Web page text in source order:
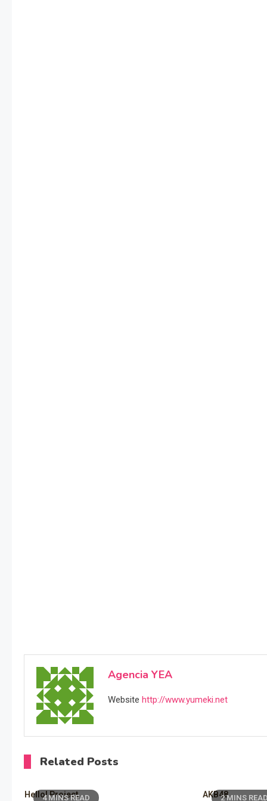
Agencia YEA
Website http://www.yumeki.net
Related Posts
4 MINS READ
Hello! Project 2 MINS READ
AKB48